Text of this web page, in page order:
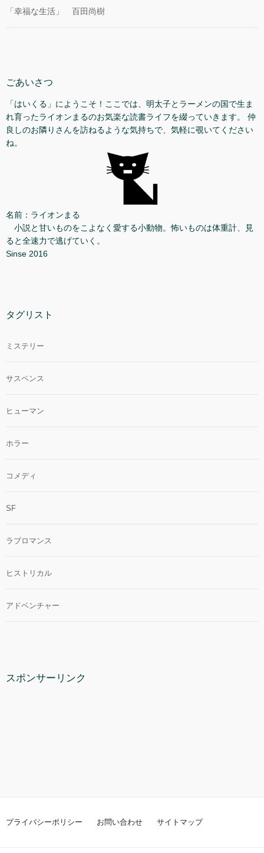
「幸福な生活」 百田尚樹
ごあいさつ
「はいくる」にようこそ！ここでは、明太子とラーメンの国で生ま
れ育ったライオンまるのお気楽な読書ライフを綴っていきます。 仲
良しのお隣りさんを訪ねるような気持ちで、気軽に覗いてください
ね。
名前：ライオンまる
小説と甘いものをこよなく愛する小動物。怖いものは体重計、見
ると全速力で逃げていく。
Sinse 2016
タグリスト
ミステリー
サスペンス
ヒューマン
ホラー
コメディ
SF
ラブロマンス
ヒストリカル
アドベンチャー
スポンサーリンク
プライバシーポリシー お問い合わせ サイトマップ